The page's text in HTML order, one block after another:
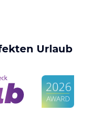
Urlaub